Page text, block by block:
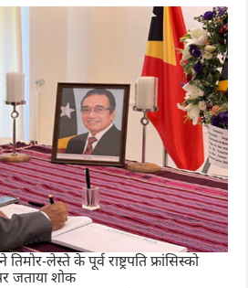
लेस्ते के पूर्व राष्ट्रपति फ्रांसिस्को
जताया शोक